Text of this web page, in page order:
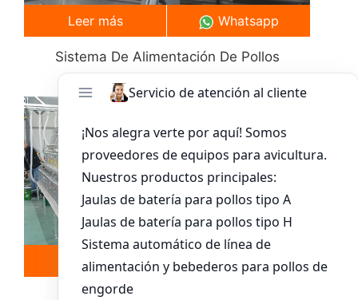
Sistema De Alimentación De Pollos
Leer más Whatsapp
Leer más Whatsapp